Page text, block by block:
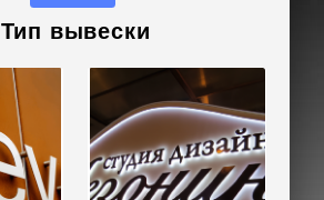
Тип вывески